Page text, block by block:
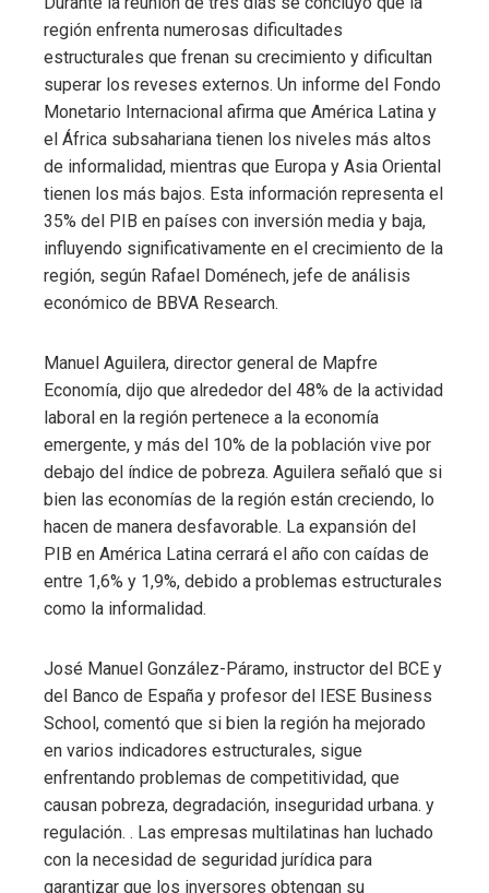
región enfrenta numerosas dificultades
estructurales que frenan su crecimiento y dificultan
superar los reveses externos. Un informe del Fondo
Monetario Internacional afirma que América Latina y
el África subsahariana tienen los niveles más altos
de informalidad, mientras que Europa y Asia Oriental
tienen los más bajos. Esta información representa el
35% del PIB en países con inversión media y baja,
influyendo significativamente en el crecimiento de la
región, según Rafael Doménech, jefe de análisis
económico de BBVA Research.
Manuel Aguilera, director general de Mapfre
Economía, dijo que alrededor del 48% de la actividad
laboral en la región pertenece a la economía
emergente, y más del 10% de la población vive por
debajo del índice de pobreza. Aguilera señaló que si
bien las economías de la región están creciendo, lo
hacen de manera desfavorable. La expansión del
PIB en América Latina cerrará el año con caídas de
entre 1,6% y 1,9%, debido a problemas estructurales
como la informalidad.
José Manuel González-Páramo, instructor del BCE y
del Banco de España y profesor del IESE Business
School, comentó que si bien la región ha mejorado
en varios indicadores estructurales, sigue
enfrentando problemas de competitividad, que
causan pobreza, degradación, inseguridad urbana. y
regulación. . Las empresas multilatinas han luchado
con la necesidad de seguridad jurídica para
garantizar que los inversores obtengan su